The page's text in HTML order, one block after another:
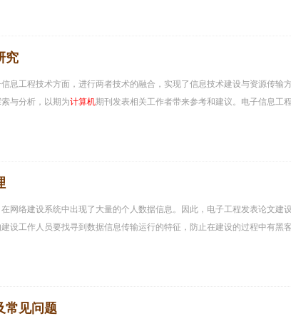
究
息工程技术方面，进行两者技术的融合，实现了信息技术建设与资源传
与分析，以期为计算机期刊发表相关工作者带来参考和建议。电子信息工
网络建设系统中出现了大量的个人数据信息。因此，电子工程发表论文
设工作人员要找寻到数据信息传输运行的特征，防止在建设的过程中有
常见问题